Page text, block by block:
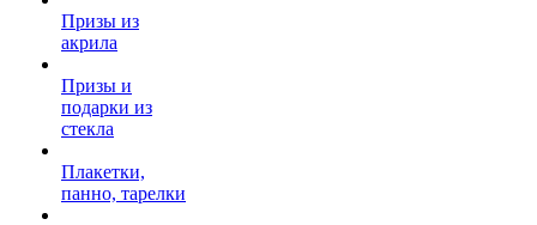
Призы из
акрила
Призы и
подарки из
стекла
Плакетки,
панно, тарелки